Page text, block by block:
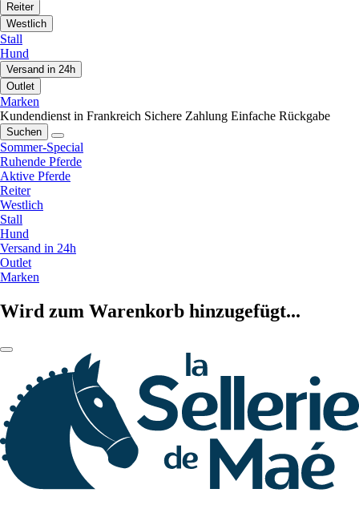
Reiter
Westlich
Stall
Hund
Versand in 24h
Outlet
Marken
Kundendienst in Frankreich Sichere Zahlung Einfache Rückgabe
Suchen
Sommer-Special
Ruhende Pferde
Aktive Pferde
Reiter
Westlich
Stall
Hund
Versand in 24h
Outlet
Marken
Wird zum Warenkorb hinzugefügt...